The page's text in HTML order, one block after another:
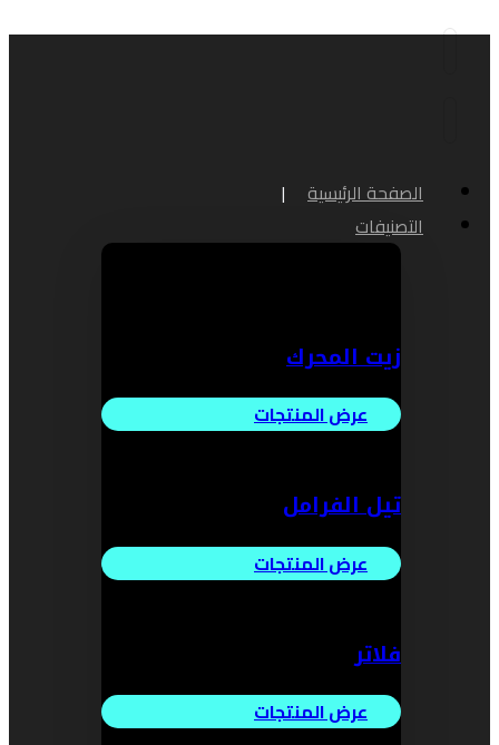
الصفحة الرئيسية
التصنيفات
زيت المحرك
عرض المنتجات
تيل الفرامل
عرض المنتجات
فلاتر
عرض المنتجات